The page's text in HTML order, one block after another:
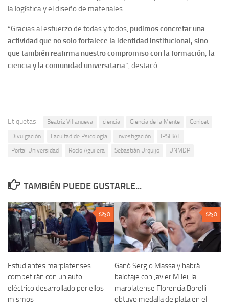
la logística y el diseño de materiales.
“Gracias al esfuerzo de todas y todos, pudimos concretar una
actividad que no solo fortalece la identidad institucional, sino
que también reafirma nuestro compromiso con la formación, la
ciencia y la comunidad universitaria”, destacó.
Etiquetas: Beatriz Villanueva ciencia Ciencia de la Mente
Conicet
Divulgación
Facultad de Psicología Investigación
IPSIBAT
Portal Universidad
Rocío Aguilera Sebastián Urquijo UNMDP
TAMBIÉN PUEDE GUSTARLE...
0
Estudiantes marplatenses
competirán con un auto
eléctrico desarrollado por ellos
mismos
0
Ganó Sergio Massa y habrá
balotaje con Javier Milei, la
marplatense Florencia Borelli
obtuvo medalla de plata en el